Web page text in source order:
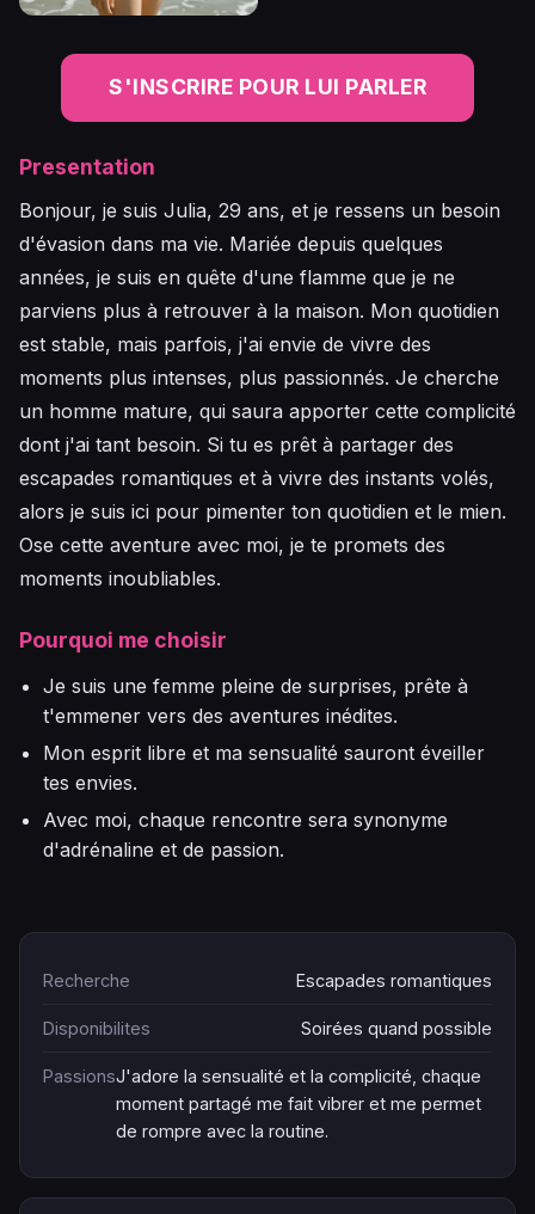
S'INSCRIRE POUR LUI PARLER
Presentation
Bonjour, je suis Julia, 29 ans, et je ressens un besoin
d'évasion dans ma vie. Mariée depuis quelques
années, je suis en quête d'une flamme que je ne
parviens plus à retrouver à la maison. Mon quotidien
est stable, mais parfois, j'ai envie de vivre des
moments plus intenses, plus passionnés. Je cherche
un homme mature, qui saura apporter cette complicité
dont j'ai tant besoin. Si tu es prêt à partager des
escapades romantiques et à vivre des instants volés,
alors je suis ici pour pimenter ton quotidien et le mien.
Ose cette aventure avec moi, je te promets des
moments inoubliables.
Pourquoi me choisir
Je suis une femme pleine de surprises, prête à
t'emmener vers des aventures inédites.
Mon esprit libre et ma sensualité sauront éveiller
tes envies.
Avec moi, chaque rencontre sera synonyme
d'adrénaline et de passion.
Recherche Escapades romantiques
Disponibilites Soirées quand possible
PassionsJ'adore la sensualité et la complicité, chaque
moment partagé me fait vibrer et me permet
de rompre avec la routine.